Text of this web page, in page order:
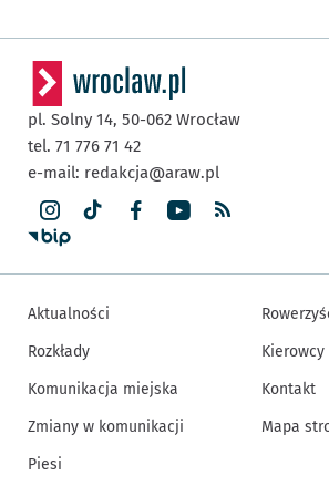
pl. Solny 14, 50-062 Wrocław
tel. 71 776 71 42
e-mail: redakcja@araw.pl
Aktualności
Rozkłady
Komunikacja miejska
Zmiany w komunikacji
Piesi
Kierowcy
Kontakt
Mapa